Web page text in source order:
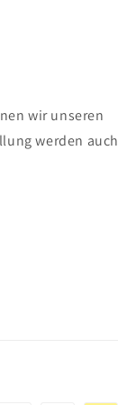
wir unseren
werden auch